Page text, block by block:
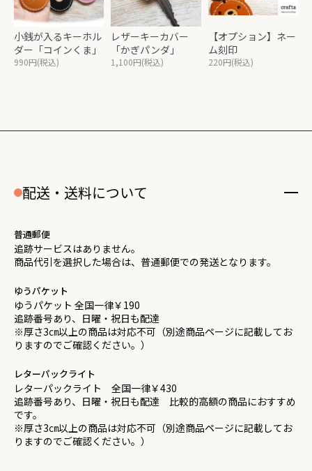
小銭が入るキーホル
ダー「コインくま」
990円(税込)
レザーキーカバー
「かぎパンダ」
1,100円(税込)
【オプション】ネー
ム刻印
220円(税込)
配送・送料について
普通郵便
追跡サービスはありません。
商品代引を選択した場合は、普通郵便での発送となります。
ゆうパケット
ゆうパケット 全国一律￥190
追跡番号あり、日曜・祝日も配達
※厚さ3㎝以上の商品は対応不可（別途商品ページに記載してお
りますのでご確認ください。）
レターパックライト
レターパックライト 全国一律￥430
追跡番号あり、日曜・祝日も配達 比較的高額の商品におすすめ
です。
※厚さ3㎝以上の商品は対応不可（別途商品ページに記載してお
りますのでご確認ください。）